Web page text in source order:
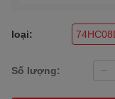
loại:
Số lượng: